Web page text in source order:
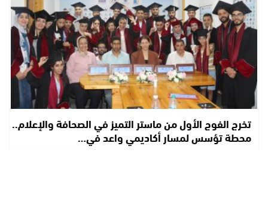
تخرج الفوج الأول من ماستر التميز في الصحافة والإعلام..
محطة تؤسس لمسار أكاديمي واعد في…